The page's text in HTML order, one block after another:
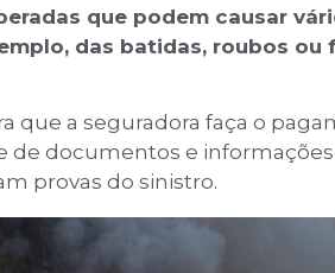
que podem causar
das batidas, roubos ou
que a seguradora faça o
de documentos e
provas do sinistro.